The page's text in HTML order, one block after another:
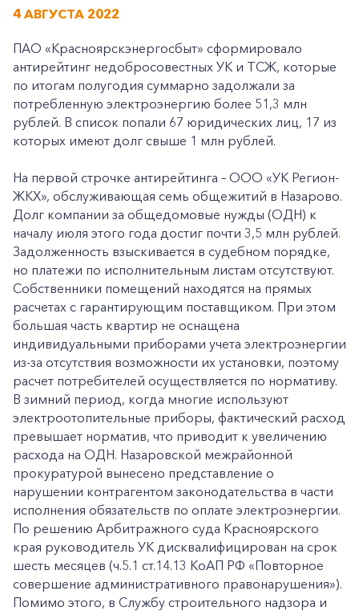
4 АВГУСТА 2022
ПАО «Красноярскэнергосбыт» сформировало
антирейтинг недобросовестных УК и ТСЖ, которые
по итогам полугодия суммарно задолжали за
потребленную электроэнергию более 51,3 млн
рублей. В список попали 67 юридических лиц, 17 из
которых имеют долг свыше 1 млн рублей.
На первой строчке антирейтинга – ООО «УК Регион-
ЖКХ», обслуживающая семь общежитий в Назарово.
Долг компании за общедомовые нужды (ОДН) к
началу июля этого года достиг почти 3,5 млн рублей.
Задолженность взыскивается в судебном порядке,
но платежи по исполнительным листам отсутствуют.
Собственники помещений находятся на прямых
расчетах с гарантирующим поставщиком. При этом
большая часть квартир не оснащена
индивидуальными приборами учета электроэнергии
из-за отсутствия возможности их установки, поэтому
расчет потребителей осуществляется по нормативу.
В зимний период, когда многие используют
электроотопительные приборы, фактический расход
превышает норматив, что приводит к увеличению
расхода на ОДН. Назаровской межрайонной
прокуратурой вынесено представление о
нарушении контрагентом законодательства в части
исполнения обязательств по оплате электроэнергии.
По решению Арбитражного суда Красноярского
края руководитель УК дисквалифицирован на срок
шесть месяцев (ч.5.1 ст.14.13 КоАП РФ «Повторное
совершение административного правонарушения»).
Помимо этого, в Службу строительного надзора и